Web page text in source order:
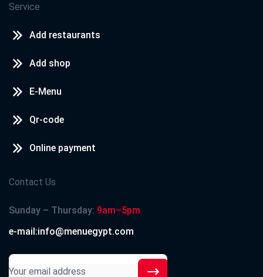
Service
Add restaurants
Add shop
E-Menu
Qr-code
Online payment
Contact Us
Sunday – Thursday: 9am–5pm
e-mail:info@menuegypt.com